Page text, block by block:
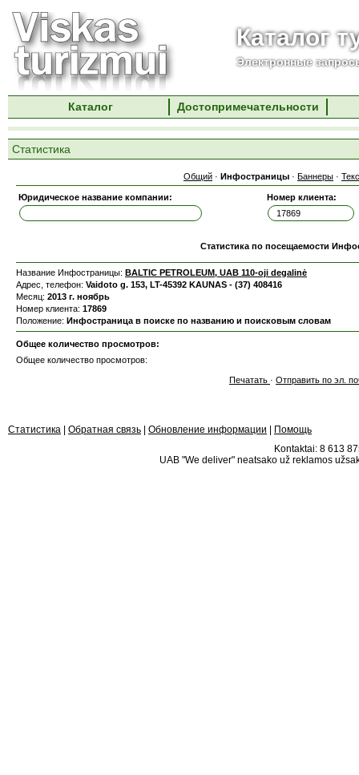
Каталог
Электронные
Каталог Достопримечательности
Статистика
Общий · Инфостраницы · Баннеры ·
Юридическое название компании: Номер клиента:
Статистика по посещаемости
Название Инфостраницы: BALTIC PETROLEUM, UAB 110-oji degalinė
Адрес, телефон: Vaidoto g. 153, LT-45392 KAUNAS - (37) 408416
Месяц: 2013 г. ноябрь
Номер клиента: 17869
Положение: Инфостраница в поиске по названию и поисковым словам
Общее количество просмотров:
Общее количество просмотров:
Печатать · Отправить по эл.
Статистика Обратная связь Обновление информации
Помощь
Kontaktai: 8 613
UAB "We deliver" neatsako už reklamos